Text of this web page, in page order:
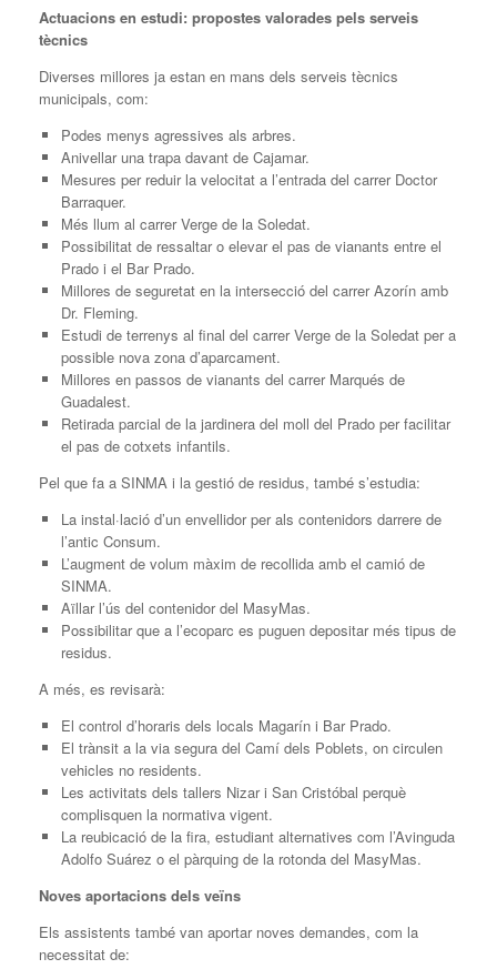
Actuacions en estudi: propostes valorades pels serveis
tècnics
Diverses millores ja estan en mans dels serveis tècnics
municipals, com:
Podes menys agressives als arbres.
Anivellar una trapa davant de Cajamar.
Mesures per reduir la velocitat a l’entrada del carrer Doctor
Barraquer.
Més llum al carrer Verge de la Soledat.
Possibilitat de ressaltar o elevar el pas de vianants entre el
Prado i el Bar Prado.
Millores de seguretat en la intersecció del carrer Azorín amb
Dr. Fleming.
Estudi de terrenys al final del carrer Verge de la Soledat per a
possible nova zona d’aparcament.
Millores en passos de vianants del carrer Marqués de
Guadalest.
Retirada parcial de la jardinera del moll del Prado per facilitar
el pas de cotxets infantils.
Pel que fa a SINMA i la gestió de residus, també s’estudia:
La instal·lació d’un envellidor per als contenidors darrere de
l’antic Consum.
L’augment de volum màxim de recollida amb el camió de
SINMA.
Aïllar l’ús del contenidor del MasyMas.
Possibilitar que a l’ecoparc es puguen depositar més tipus de
residus.
A més, es revisarà:
El control d’horaris dels locals Magarín i Bar Prado.
El trànsit a la via segura del Camí dels Poblets, on circulen
vehicles no residents.
Les activitats dels tallers Nizar i San Cristóbal perquè
complisquen la normativa vigent.
La reubicació de la fira, estudiant alternatives com l’Avinguda
Adolfo Suárez o el pàrquing de la rotonda del MasyMas.
Noves aportacions dels veïns
Els assistents també van aportar noves demandes, com la
necessitat de: